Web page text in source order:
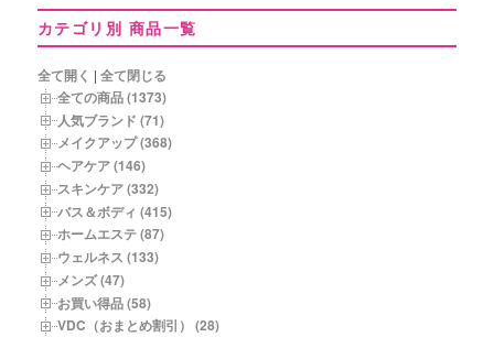
年
月
別
商
品
一
覧
カテゴリ別 商品一覧
全て開く |全て閉じる
全ての商品 (1373)
人気ブランド (71)
メイクアップ (368)
ヘアケア (146)
スキンケア (332)
バス＆ボディ (415)
ホームエステ (87)
ウェルネス (133)
メンズ (47)
お買い得品 (58)
VDC（おまとめ割引） (28)